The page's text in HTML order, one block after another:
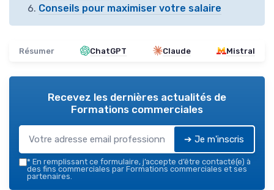
Conseils pour maximiser votre salaire
Résumer ChatGPT Claude Mistral
Recevez les dernières actualités de
Formations commerciales
➔ Je m'inscris
* En remplissant ce formulaire, j’accepte d’être contacté(e) à
des fins commerciales par Formations commerciales et ses
partenaires.